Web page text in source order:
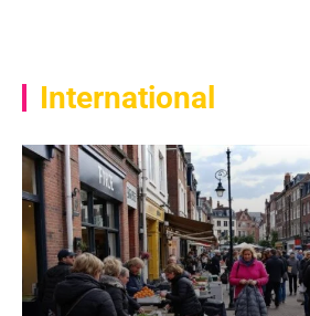
International